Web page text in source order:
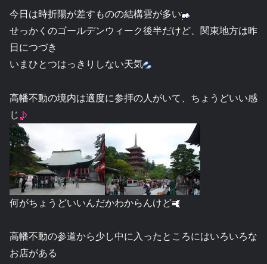
今日は時折陽が差すものの結構雲が多い
せっかくのゴールデンウィーク後半だけど、関東地方は昨
日につづき
いまひとつはっきりしない天気
高幡不動の境内は適度に参拝の人がいて、ちょうどいい感
じ
何がちょうどいいんだかわからんけど
高幡不動の参道から少し中に入ったところにはいろいろな
お店がある